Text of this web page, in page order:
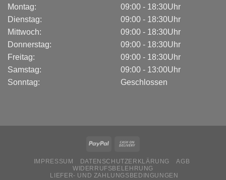
Montag:
Dienstag:
Mittwoch:
Donnerstag:
Freitag:
Samstag:
Sonntag:
09:00 - 18:30Uhr
09:00 - 18:30Uhr
09:00 - 18:30Uhr
09:00 - 18:30Uhr
09:00 - 18:30Uhr
09:00 - 13:00Uhr
Geschlossen
IMPRESSUM DATENSCHUTZERKLÄRUNG
AGB
WIDERRUFSBELEHRUNG
LIEFER- UND ZAHLUNGSBEDINGUNGEN